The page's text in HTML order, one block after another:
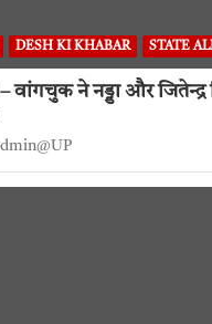
DESH KI KHABAR STATE
वांगचुक ने नड्डा और जितेन्द्र